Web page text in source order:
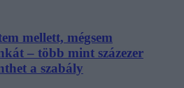
mellett, mégsem
– több mint százezer
a szabály